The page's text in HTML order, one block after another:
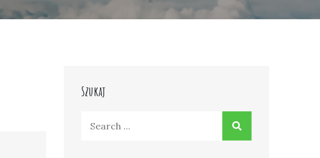
Szukaj